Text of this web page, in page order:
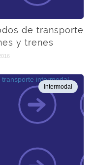
de transporte
y trenes
Intermodal